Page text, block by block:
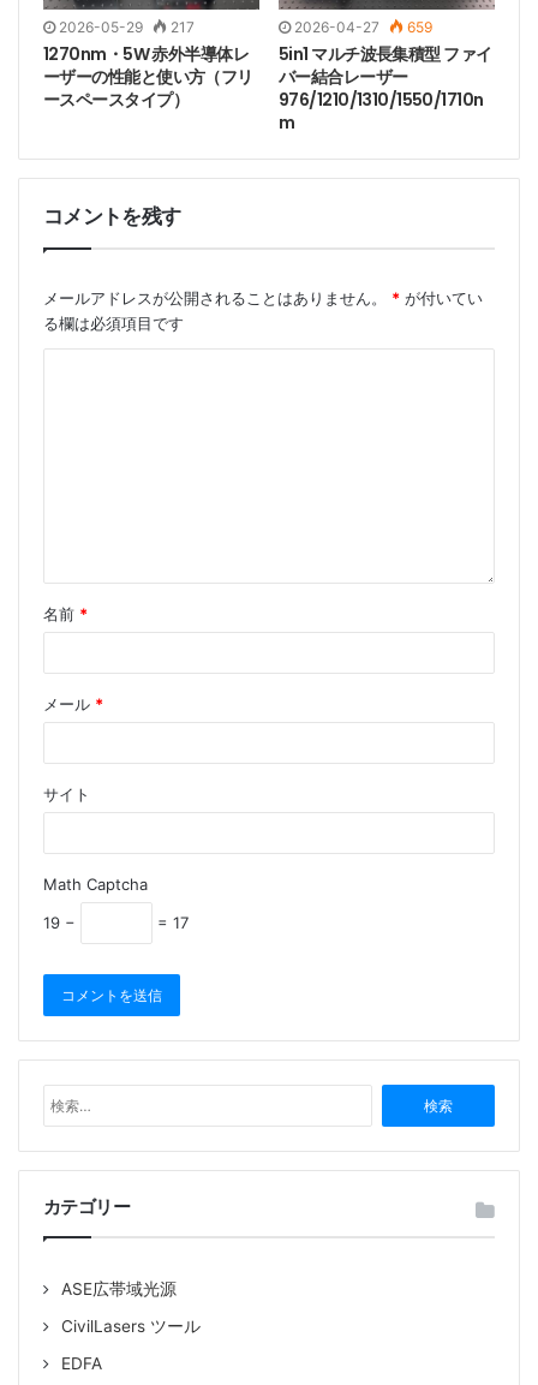
2026-05-29 217
1270nm・5W 赤外半導体レ
ーザーの性能と使い方（フリ
ースペースタイプ）
2026-04-27 659
5in1 マルチ波長集積型 ファイ
バー結合レーザー
976/1210/1310/1550/1710n
m
コメントを残す
メールアドレスが公開されることはありません。 * が付いてい
る欄は必須項目です
名前 *
メール *
サイト
Math Captcha
19 −
= 17
索
:
カテゴリー
ASE広帯域光源
CivilLasers ツール
EDFA